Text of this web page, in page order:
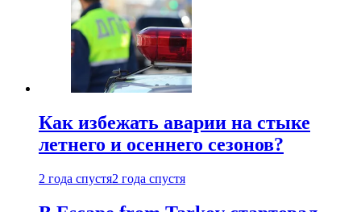
Как избежать аварии на стыке
летнего и осеннего сезонов?
2 года спустя2 года спустя